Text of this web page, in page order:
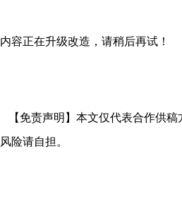
内容正在升级改造，请稍后再试！
【免责声明】本文仅代表合作供稿
风险请自担。